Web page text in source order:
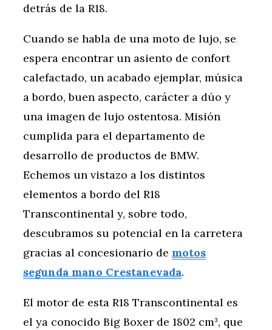
detrás de la R18.
Cuando se habla de una moto de lujo, se
espera encontrar un asiento de confort
calefactado, un acabado ejemplar, música
a bordo, buen aspecto, carácter a dúo y
una imagen de lujo ostentosa. Misión
cumplida para el departamento de
desarrollo de productos de BMW.
Echemos un vistazo a los distintos
elementos a bordo del R18
Transcontinental y, sobre todo,
descubramos su potencial en la carretera
gracias al concesionario de motos
segunda mano Crestanevada.
El motor de esta R18 Transcontinental es
el ya conocido Big Boxer de 1802 cm³, que